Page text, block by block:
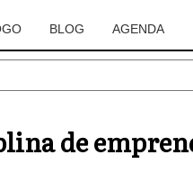
BLOG AGENDA
de